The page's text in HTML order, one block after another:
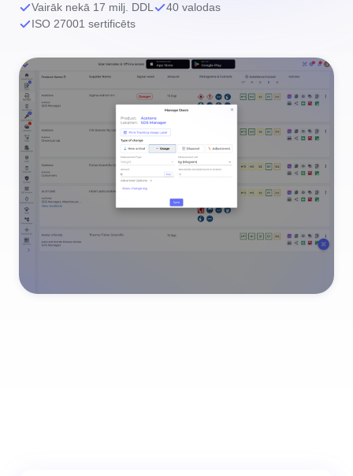
Vairāk nekā 17 milj. DDL
40 valodas
ISO 27001 sertificēts